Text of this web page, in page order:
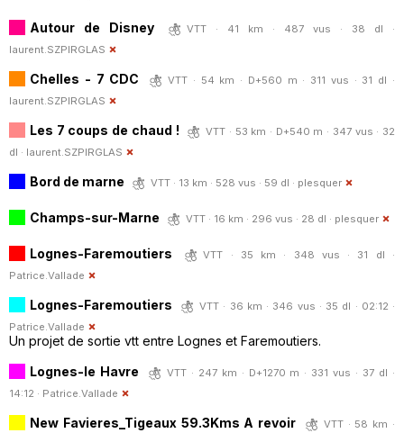
Autour de Disney
VTT · 41 km · 487 vus · 38 dl ·
laurent.SZPIRGLAS
Chelles - 7 CDC
VTT · 54 km · D+560 m · 311 vus · 31 dl ·
laurent.SZPIRGLAS
Les 7 coups de chaud !
VTT · 53 km · D+540 m · 347 vus · 32
dl · laurent.SZPIRGLAS
Bord de marne VTT · 13 km · 528 vus · 59 dl · plesquer
Champs-sur-Marne VTT · 16 km · 296 vus · 28 dl · plesquer
Lognes-Faremoutiers
VTT · 35 km · 348 vus · 31 dl ·
Patrice.Vallade
Lognes-Faremoutiers
VTT · 36 km · 346 vus · 35 dl · 02:12 ·
Patrice.Vallade
Un projet de sortie vtt entre Lognes et Faremoutiers.
Lognes-le Havre
VTT · 247 km · D+1270 m · 331 vus · 37 dl ·
14:12 · Patrice.Vallade
New Favieres_Tigeaux 59.3Kms A revoir VTT · 58 km ·